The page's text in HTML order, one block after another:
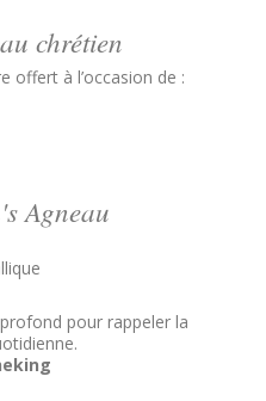
chrétien
offert à l’occasion de :
Agneau
pour rappeler la